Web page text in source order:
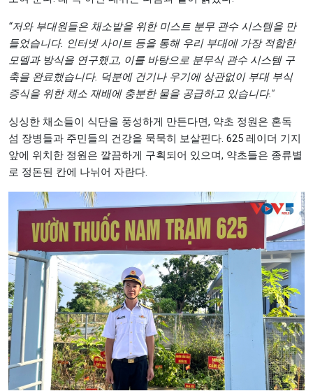
“저와 부대원들은 채소밭을 위한 미스트 분무 관수 시스템을 만
들었습니다. 인터넷 사이트 등을 통해 우리 부대에 가장 적합한
모델과 방식을 연구했고, 이를 바탕으로 분무식 관수 시스템 구
축을 완료했습니다. 덕분에 건기나 우기에 상관없이 부대 부식
증식을 위한 채소 재배에 충분한 물을 공급하고 있습니다."
싱싱한 채소들이 식단을 풍성하게 만든다면, 약초 정원은 혼독
섬 장병들과 주민들의 건강을 묵묵히 보살핀다. 625 레이더 기지
앞에 위치한 정원은 깔끔하게 구획되어 있으며, 약초들은 종류별
로 정돈된 칸에 나뉘어 자란다.